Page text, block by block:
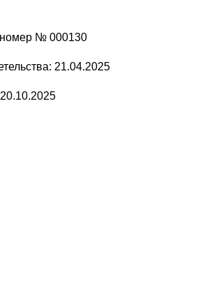
номер № 000130
21.04.2025